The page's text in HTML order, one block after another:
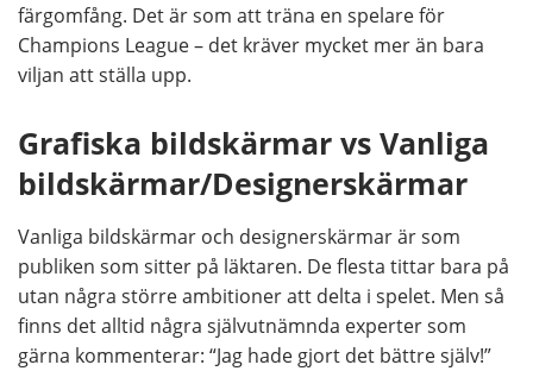
färgomfång. Det är som att träna en spelare för
Champions League – det kräver mycket mer än bara
viljan att ställa upp.
Grafiska bildskärmar vs Vanliga
bildskärmar/Designerskärmar
Vanliga bildskärmar och designerskärmar är som
publiken som sitter på läktaren. De flesta tittar bara på
utan några större ambitioner att delta i spelet. Men så
finns det alltid några självutnämnda experter som
gärna kommenterar: “Jag hade gjort det bättre själv!”